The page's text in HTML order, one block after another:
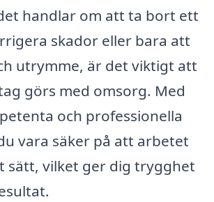
handlar om att ta bort ett
skador eller bara att
utrymme, är det viktigt att
görs med omsorg. Med
och professionella
vara säker på att arbetet
sätt, vilket ger dig trygghet